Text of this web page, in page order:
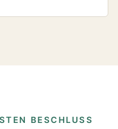
BESCHLUSS